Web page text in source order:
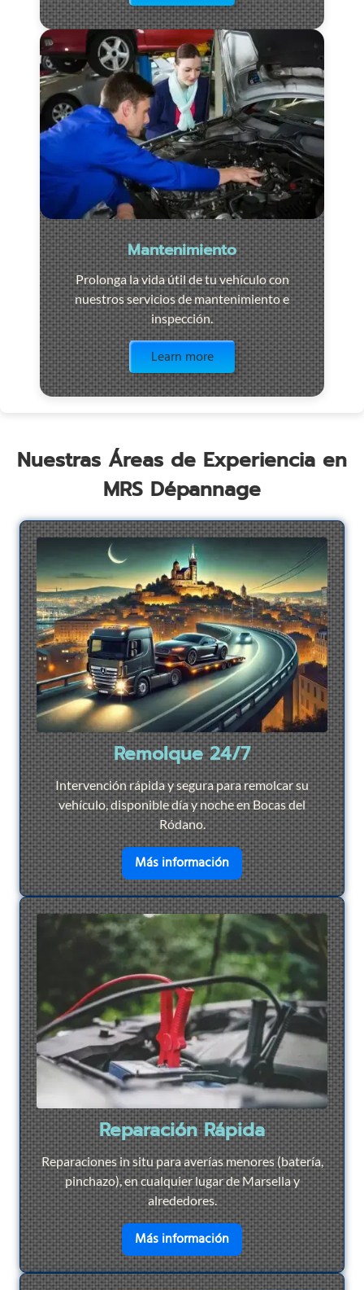
Mantenimiento
Prolonga la vida útil de tu vehículo con
nuestros servicios de mantenimiento e
inspección.
Learn more
Nuestras Áreas de Experiencia en
MRS Dépannage
Remolque 24/7
Intervención rápida y segura para remolcar su
vehículo, disponible día y noche en Bocas del
Ródano.
Más informaciónen savoir plus sur
Reparación Rápida
Reparaciones in situ para averías menores (batería,
pinchazo), en cualquier lugar de Marsella y
alrededores.
Más informaciónen savoir plus sur